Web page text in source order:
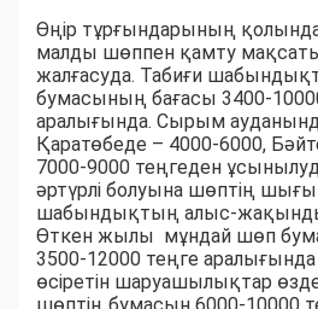
Өңір тұрғындарының
малды шөппен қамту
жалғасуда. Табиғи
бумасының бағасы 3400-
аралығында. Сырым
Қаратөбеде – 4000-6000,
7000-9000 теңгеден
әртүрлі болуына шөптің
шабындықтың алыс-
Өткен жылы мұндай шөп
3500-12000 теңге
өсіретін шаруашылықтар
шөптің бумасын 6000-10000